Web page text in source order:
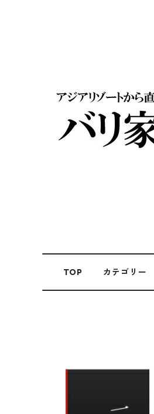
TOP カテゴリー